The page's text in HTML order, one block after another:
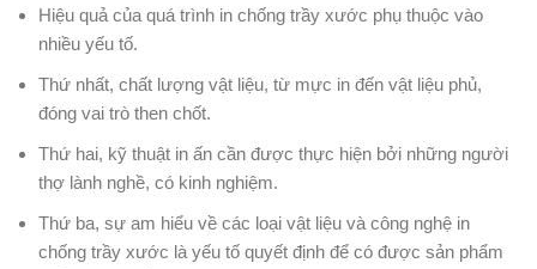
Hiệu quả của quá trình in chống trầy xước phụ thuộc vào
nhiều yếu tố.
Thứ nhất, chất lượng vật liệu, từ mực in đến vật liệu phủ,
đóng vai trò then chốt.
Thứ hai, kỹ thuật in ấn cần được thực hiện bởi những người
thợ lành nghề, có kinh nghiệm.
Thứ ba, sự am hiểu về các loại vật liệu và công nghệ in
chống trầy xước là yếu tố quyết định để có được sản phẩm